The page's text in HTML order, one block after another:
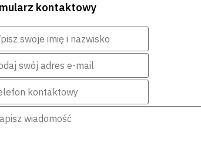
kontaktowy